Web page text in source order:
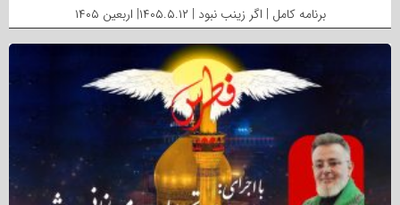
برنامه کامل | اگر زینب نبود | ۱۴۰۵.۵.۱۲| اربعین ۱۴۰۵